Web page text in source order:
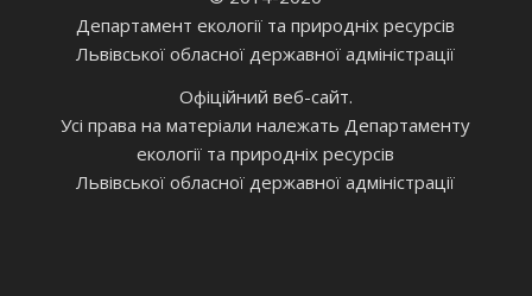
Департамент екології та природніх ресурсів
Львівської обласної державної адміністрації
Офіційний веб-сайт.
Усі права на матеріали належать Департаменту
екології та природніх ресурсів
Львівської обласної державної адміністрації